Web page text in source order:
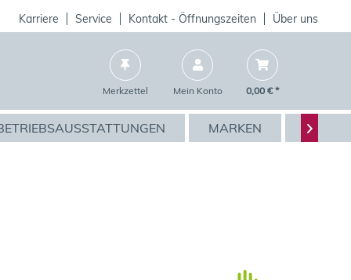
Karriere Service Kontakt - Öffnungszeiten Über uns
Merkzettel Mein Konto 0,00 € *
MARKEN 